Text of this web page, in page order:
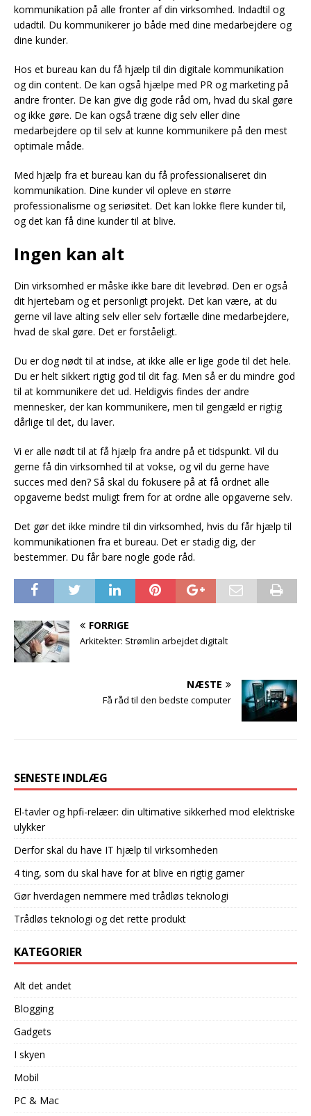
kommunikation på alle fronter af din virksomhed. Indadtil og
udadtil. Du kommunikerer jo både med dine medarbejdere og
dine kunder.
Hos et bureau kan du få hjælp til din digitale kommunikation
og din content. De kan også hjælpe med PR og marketing på
andre fronter. De kan give dig gode råd om, hvad du skal gøre
og ikke gøre. De kan også træne dig selv eller dine
medarbejdere op til selv at kunne kommunikere på den mest
optimale måde.
Med hjælp fra et bureau kan du få professionaliseret din
kommunikation. Dine kunder vil opleve en større
professionalisme og seriøsitet. Det kan lokke flere kunder til,
og det kan få dine kunder til at blive.
Ingen kan alt
Din virksomhed er måske ikke bare dit levebrød. Den er også
dit hjertebarn og et personligt projekt. Det kan være, at du
gerne vil lave alting selv eller selv fortælle dine medarbejdere,
hvad de skal gøre. Det er forståeligt.
Du er dog nødt til at indse, at ikke alle er lige gode til det hele.
Du er helt sikkert rigtig god til dit fag. Men så er du mindre god
til at kommunikere det ud. Heldigvis findes der andre
mennesker, der kan kommunikere, men til gengæld er rigtig
dårlige til det, du laver.
Vi er alle nødt til at få hjælp fra andre på et tidspunkt. Vil du
gerne få din virksomhed til at vokse, og vil du gerne have
succes med den? Så skal du fokusere på at få ordnet alle
opgaverne bedst muligt frem for at ordne alle opgaverne selv.
Det gør det ikke mindre til din virksomhed, hvis du får hjælp til
kommunikationen fra et bureau. Det er stadig dig, der
bestemmer. Du får bare nogle gode råd.
FORRIGE
Arkitekter: Strømlin arbejdet digitalt
NÆSTE
Få råd til den bedste computer
SENESTE INDLÆG
El-tavler og hpfi-relæer: din ultimative sikkerhed mod elektriske
ulykker
Derfor skal du have IT hjælp til virksomheden
4 ting, som du skal have for at blive en rigtig gamer
Gør hverdagen nemmere med trådløs teknologi
Trådløs teknologi og det rette produkt
KATEGORIER
Alt det andet
Blogging
Gadgets
I skyen
Mobil
PC & Mac